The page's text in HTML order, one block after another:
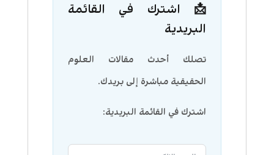
📩 اشترك في القائمة
البريدية
تصلك أحدث مقالات العلوم
الحقيقية مباشرة إلى بريدك.
اشترك في القائمة البريدية: